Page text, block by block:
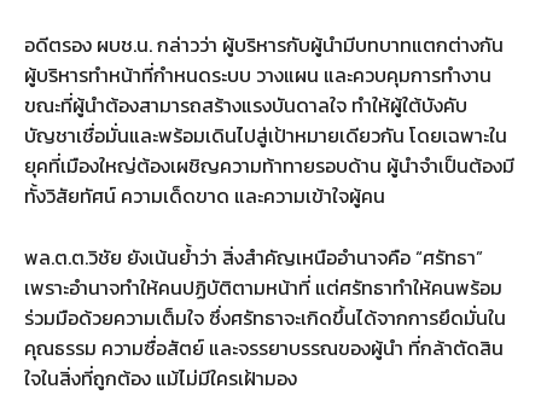
อดีตรอง ผบช.น. กล่าวว่า ผู้บริหารกับผู้นำมีบทบาทแตกต่างกัน
ผู้บริหารทำหน้าที่กำหนดระบบ วางแผน และควบคุมการทำงาน
ขณะที่ผู้นำต้องสามารถสร้างแรงบันดาลใจ ทำให้ผู้ใต้บังคับ
บัญชาเชื่อมั่นและพร้อมเดินไปสู่เป้าหมายเดียวกัน โดยเฉพาะใน
ยุคที่เมืองใหญ่ต้องเผชิญความท้าทายรอบด้าน ผู้นำจำเป็นต้องมี
ทั้งวิสัยทัศน์ ความเด็ดขาด และความเข้าใจผู้คน
พล.ต.ต.วิชัย ยังเน้นย้ำว่า สิ่งสำคัญเหนืออำนาจคือ “ศรัทธา”
เพราะอำนาจทำให้คนปฏิบัติตามหน้าที่ แต่ศรัทธาทำให้คนพร้อม
ร่วมมือด้วยความเต็มใจ ซึ่งศรัทธาจะเกิดขึ้นได้จากการยึดมั่นใน
คุณธรรม ความซื่อสัตย์ และจรรยาบรรณของผู้นำ ที่กล้าตัดสิน
ใจในสิ่งที่ถูกต้อง แม้ไม่มีใครเฝ้ามอง